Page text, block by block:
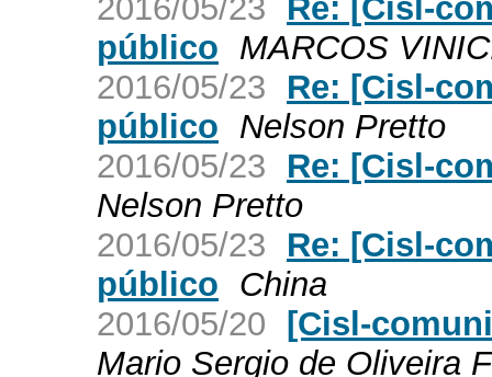
2016/05/23
Re: [Cisl-
público MARCOS
2016/05/23
Re: [Cisl-
público Nelson Pretto
2016/05/23
Re: [Cisl-
Nelson Pretto
2016/05/23
Re: [Cisl-
público China
2016/05/20 [Cisl-
Mario Sergio de Oliveira